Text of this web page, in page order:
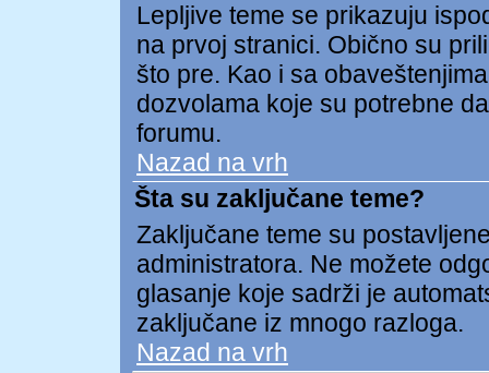
Lepljive teme se prikazuju
na prvoj stranici. Obično su
što pre. Kao i sa
dozvolama koje su potrebne
forumu.
Nazad na vrh
Šta su zaključane teme?
Zaključane teme su
administratora. Ne možete
glasanje koje sadrži je
zaključane iz mnogo razloga.
Nazad na vrh